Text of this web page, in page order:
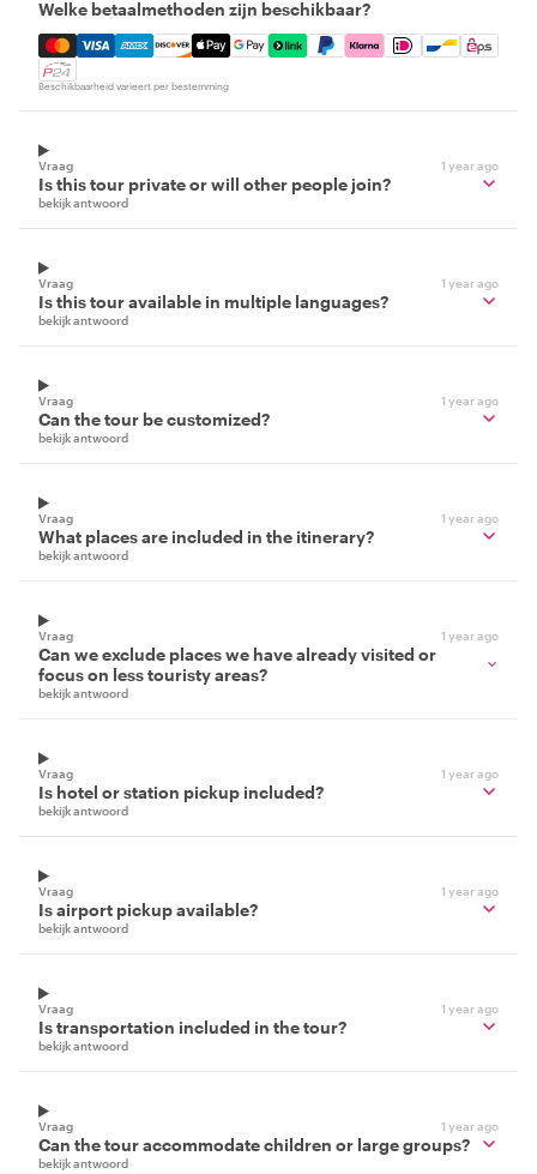
Welke betaalmethoden zijn beschikbaar?
Mastercard, Visa, Amex, Discover, Apple Pay, Google
Beschikbaarheid varieert per bestemming
Vraag 1 year ago
Is this tour private or will other people join?
bekijk antwoord
Vraag 1 year ago
Is this tour available in multiple languages?
bekijk antwoord
Vraag 1 year ago
Can the tour be customized?
bekijk antwoord
Vraag 1 year ago
What places are included in the itinerary?
bekijk antwoord
Vraag 1 year ago
Can we exclude places we have already visited or
focus on less touristy areas?
bekijk antwoord
Vraag 1 year ago
Is hotel or station pickup included?
bekijk antwoord
Vraag 1 year ago
Is airport pickup available?
bekijk antwoord
Vraag 1 year ago
Is transportation included in the tour?
bekijk antwoord
Vraag 1 year ago
Can the tour accommodate children or large groups?
bekijk antwoord